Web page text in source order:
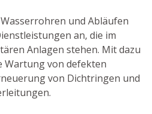
und Abläufen
an, die im
Anlagen stehen. Mit dazu
Wartung von defekten
von Dichtringen und